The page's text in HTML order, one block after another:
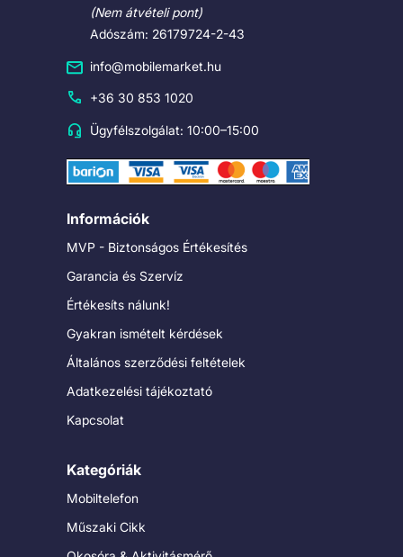
(Nem átvételi pont)
Adószám: 26179724-2-43
info@mobilemarket.hu
+36 30 853 1020
Ügyfélszolgálat: 10:00–15:00
Információk
MVP - Biztonságos Értékesítés
Garancia és Szervíz
Értékesíts nálunk!
Gyakran ismételt kérdések
Általános szerződési feltételek
Adatkezelési tájékoztató
Kapcsolat
Kategóriák
Mobiltelefon
Műszaki Cikk